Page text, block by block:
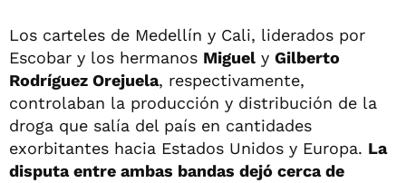
Los carteles de Medellín y Cali, liderados por
Escobar y los hermanos Miguel y Gilberto
Rodríguez Orejuela, respectivamente,
controlaban la producción y distribución de la
droga que salía del país en cantidades
exorbitantes hacia Estados Unidos y Europa. La
disputa entre ambas bandas dejó cerca de